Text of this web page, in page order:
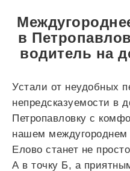
в
водитель на
Устали от неудобных
непредсказуемости в
Петропавловку с
нашем междугороднем
Елово станет не
А в точку Б, а